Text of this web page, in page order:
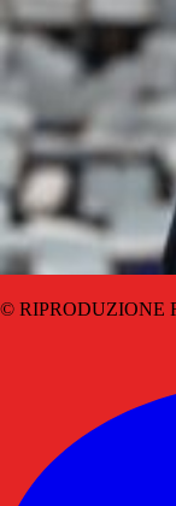
© RIPRODUZIONE